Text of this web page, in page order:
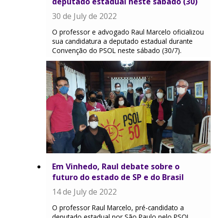
30 de July de 2022
O professor e advogado Raul Marcelo oficializou
sua candidatura a deputado estadual durante
Convenção do PSOL neste sábado (30/7).
Em Vinhedo, Raul debate sobre o
futuro do estado de SP e do Brasil
14 de July de 2022
O professor Raul Marcelo, pré-candidato a